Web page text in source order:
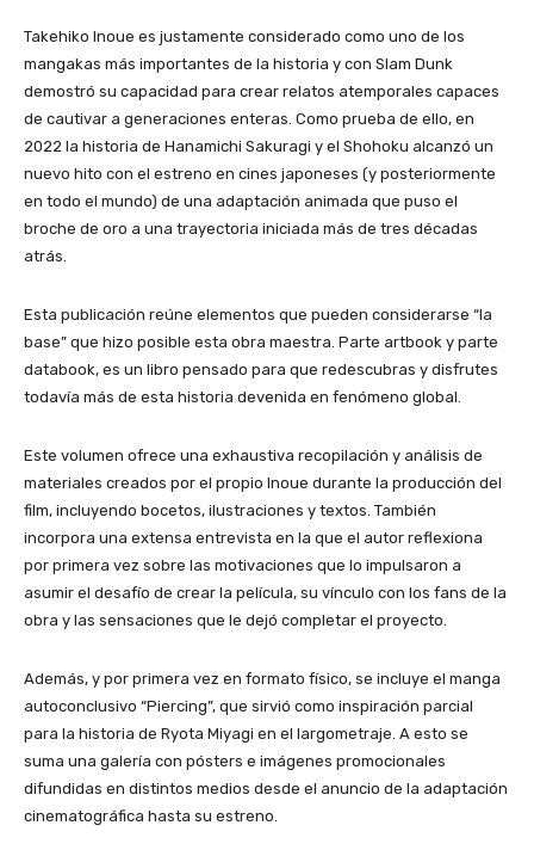
Takehiko Inoue es justamente considerado como uno de los
mangakas más importantes de la historia y con Slam Dunk
demostró su capacidad para crear relatos atemporales capaces
de cautivar a generaciones enteras. Como prueba de ello, en
2022 la historia de Hanamichi Sakuragi y el Shohoku alcanzó un
nuevo hito con el estreno en cines japoneses (y posteriormente
en todo el mundo) de una adaptación animada que puso el
broche de oro a una trayectoria iniciada más de tres décadas
atrás.
Esta publicación reúne elementos que pueden considerarse “la
base” que hizo posible esta obra maestra. Parte artbook y parte
databook, es un libro pensado para que redescubras y disfrutes
todavía más de esta historia devenida en fenómeno global.
Este volumen ofrece una exhaustiva recopilación y análisis de
materiales creados por el propio Inoue durante la producción del
film, incluyendo bocetos, ilustraciones y textos. También
incorpora una extensa entrevista en la que el autor reflexiona
por primera vez sobre las motivaciones que lo impulsaron a
asumir el desafío de crear la película, su vínculo con los fans de la
obra y las sensaciones que le dejó completar el proyecto.
Además, y por primera vez en formato físico, se incluye el manga
autoconclusivo “Piercing”, que sirvió como inspiración parcial
para la historia de Ryota Miyagi en el largometraje. A esto se
suma una galería con pósters e imágenes promocionales
difundidas en distintos medios desde el anuncio de la adaptación
cinematográfica hasta su estreno.